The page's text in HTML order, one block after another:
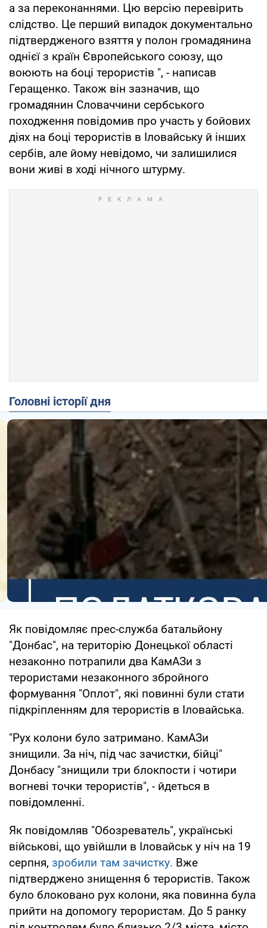
а за переконаннями. Цю версію перевірить
слідство. Це перший випадок документально
підтвердженого взяття у полон громадянина
однієї з країн Європейського союзу, що
воюють на боці терористів ", - написав
Геращенко. Також він зазначив, що
громадянин Словаччини сербського
походження повідомив про участь у бойових
діях на боці терористів в Іловайську й інших
сербів, але йому невідомо, чи залишилися
вони живі в ході нічного штурму.
Головні історії дня
Як повідомляє прес-служба батальйону
"Донбас", на територію Донецької області
незаконно потрапили два КамАЗи з
терористами незаконного збройного
формування "Оплот", які повинні були стати
підкріпленням для терористів в Іловайська.
"Рух колони було затримано. КамАЗи
знищили. За ніч, під час зачистки, бійці"
Донбасу "знищили три блокпости і чотири
вогневі точки терористів", - йдеться в
повідомленні.
Як повідомляв "Обозреватель", українські
військові, що увійшли в Іловайськ у ніч на 19
серпня, зробили там зачистку. Вже
підтверджено знищення 6 терористів. Також
було блоковано рух колони, яка повинна була
прийти на допомогу терористам. До 5 ранку